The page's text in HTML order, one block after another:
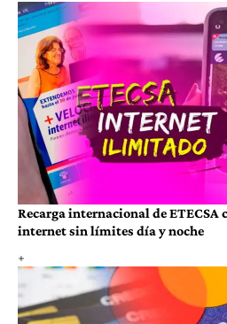
Recarga internacional de ETECSA
internet sin límites día y noche